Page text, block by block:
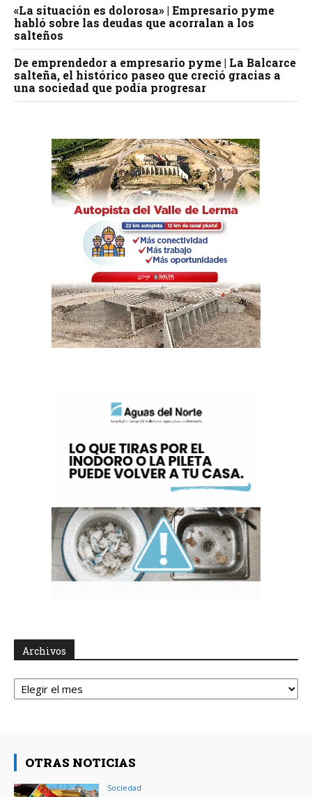
«La situación es dolorosa» | Empresario pyme
habló sobre las deudas que acorralan a los
salteños
De emprendedor a empresario pyme | La Balcarce
salteña, el histórico paseo que creció gracias a
una sociedad que podía progresar
Archivos
Archivos
OTRAS NOTICIAS
Sociedad